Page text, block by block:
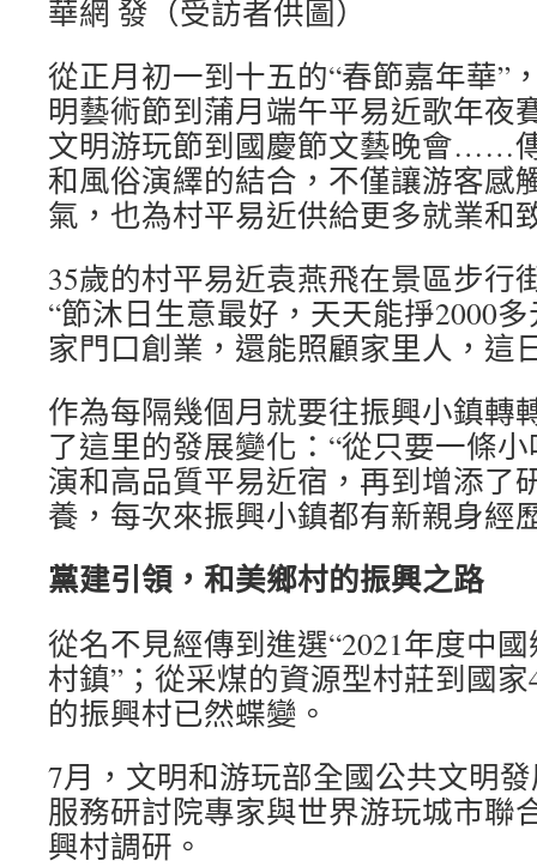
華網 發（受訪者供圖）
從正月初一到十五的“春節嘉年華”
明藝術節到蒲月端午平易近歌年夜
文明游玩節到國慶節文藝晚會……
和風俗演繹的結合，不僅讓游客感
氣，也為村平易近供給更多就業和
35歲的村平易近袁燕飛在景區步行
“節沐日生意最好，天天能掙2000
家門口創業，還能照顧家里人，這
作為每隔幾個月就要往振興小鎮轉
了這里的發展變化：“從只要一條
演和高品質平易近宿，再到增添了
養，每次來振興小鎮都有新親身經
黨建引領，和美鄉村的振興之路
從名不見經傳到進選“2021年度中
村鎮”；從采煤的資源型村莊到國
的振興村已然蝶變。
7月，文明和游玩部全國公共文明
服務研討院專家與世界游玩城市聯
興村調研。